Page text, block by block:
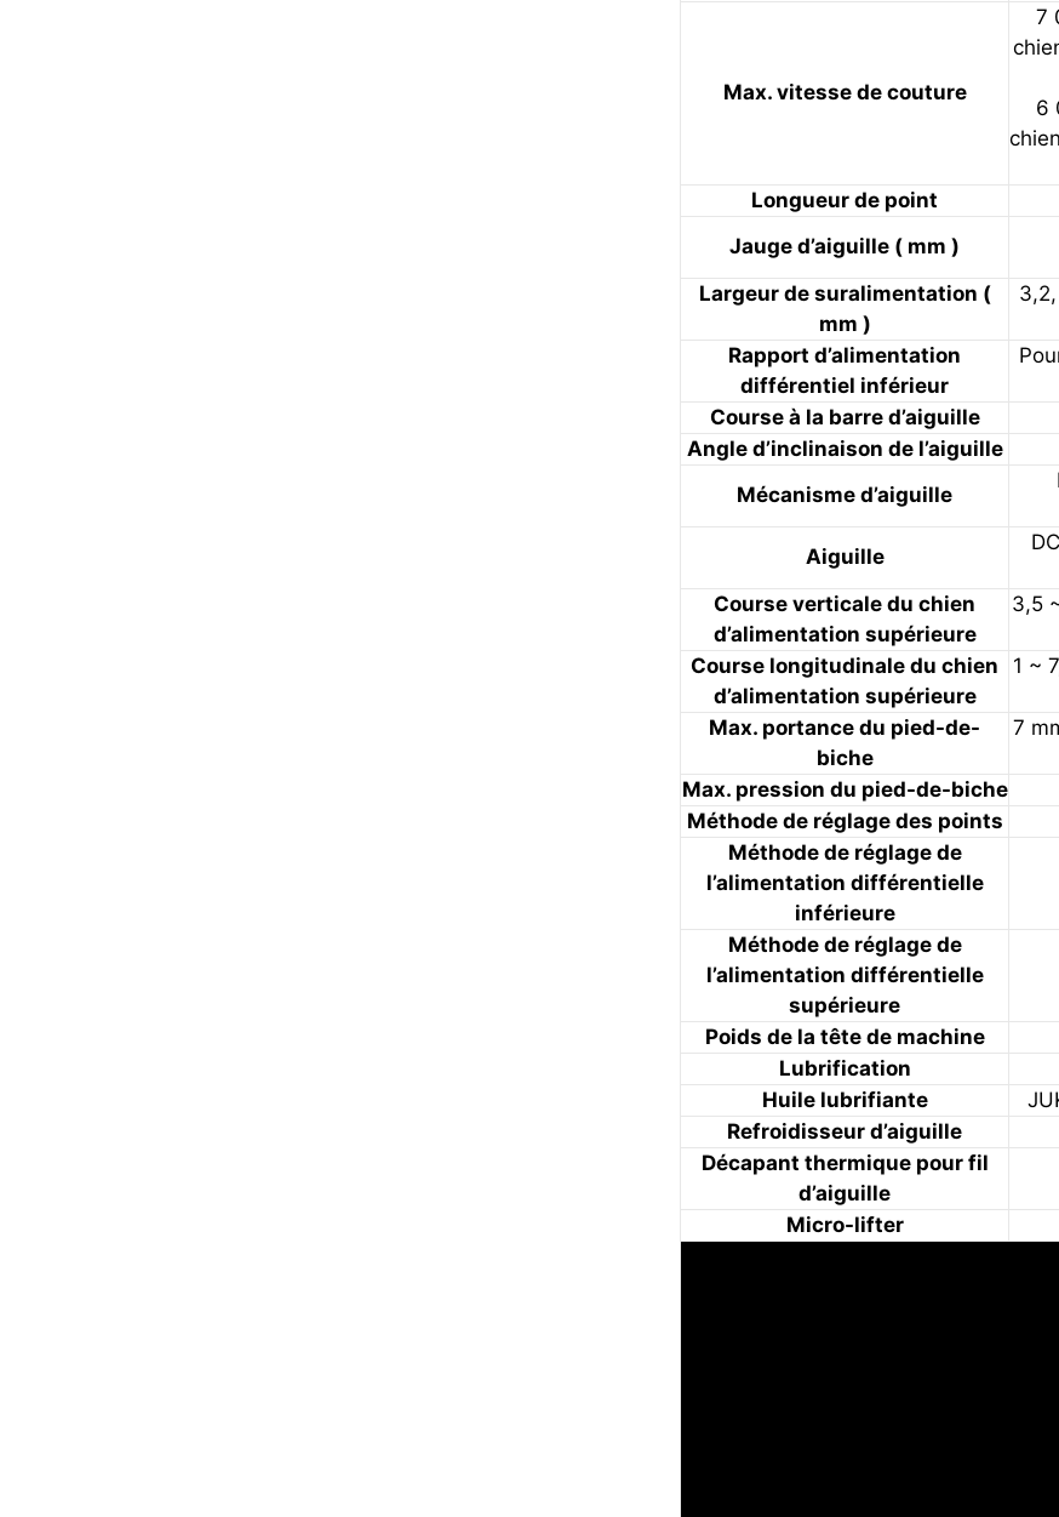
Max. vitesse de couture
7
6
Longueur de point
Jauge d’aiguille ( mm )
Largeur de suralimentation (
mm )
Rapport d’alimentation
différentiel inférieur
Course à la barre d’aiguille
Angle d’inclinaison de l’aiguille
Mécanisme d’aiguille
Aiguille
Course verticale du chien
d’alimentation supérieure
3,5
Course longitudinale du chien
d’alimentation supérieure
1 ~
Max. portance du pied-de-
biche
7
Max. pression du pied-de-biche
Méthode de réglage des points
Méthode de réglage de
l’alimentation différentielle
inférieure
Méthode de réglage de
l’alimentation différentielle
supérieure
Poids de la tête de machine
Lubrification
Huile lubrifiante
Refroidisseur d’aiguille
Décapant thermique pour fil
d’aiguille
Micro-lifter